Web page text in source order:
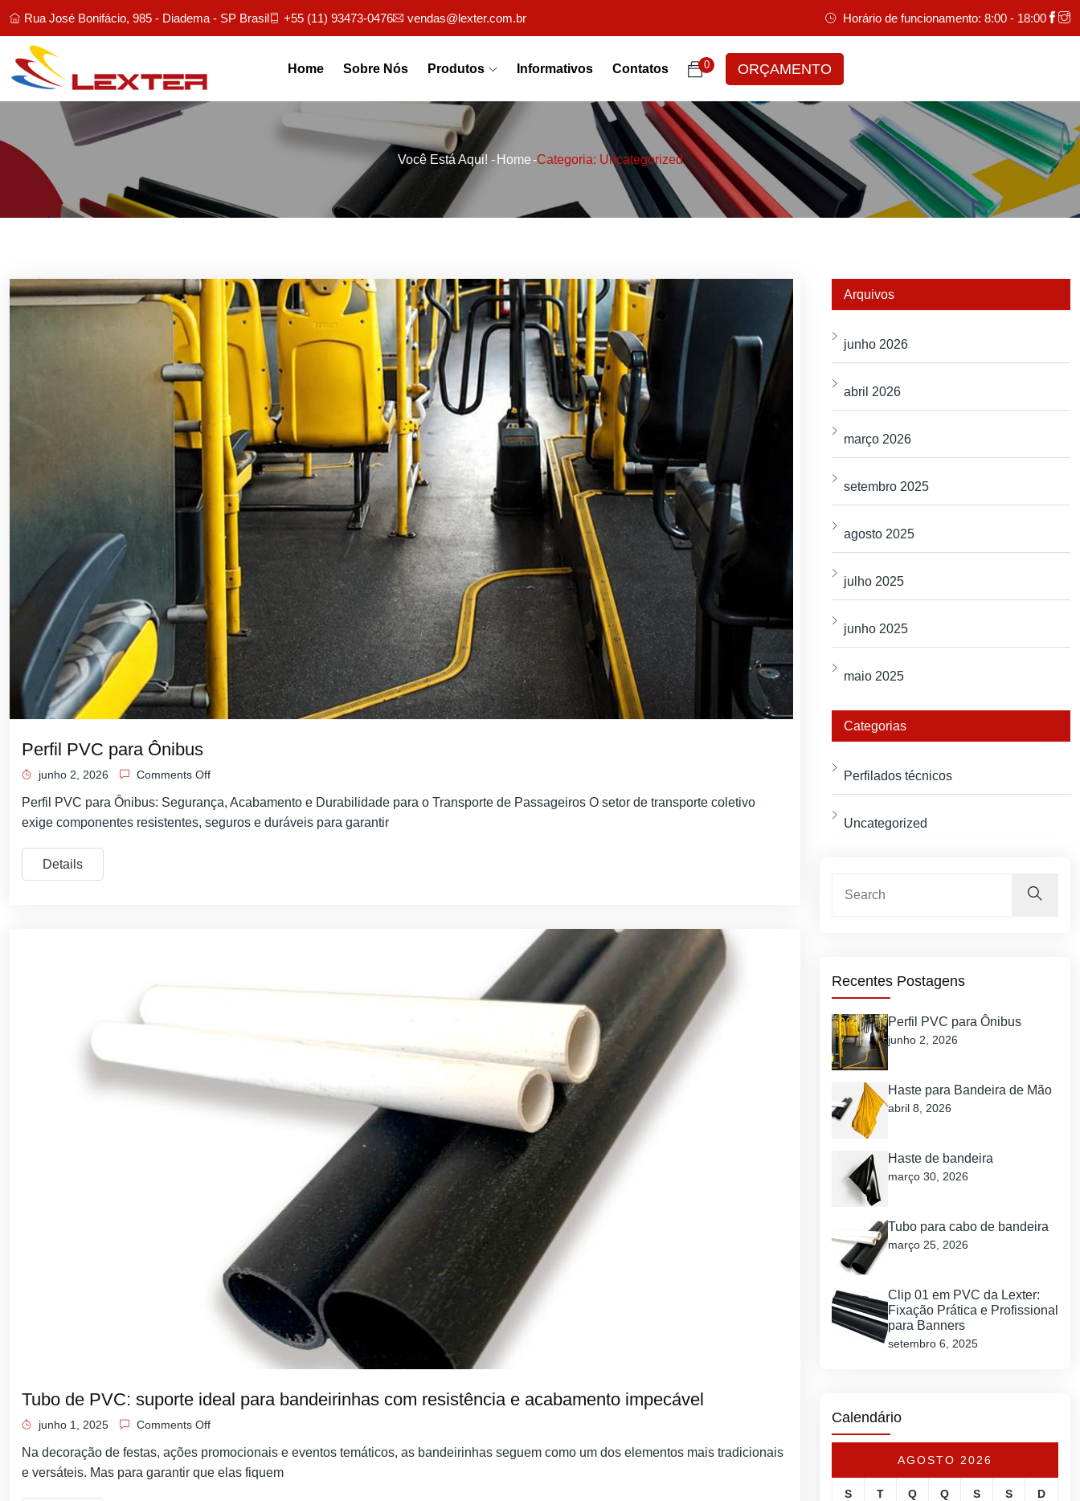
Rua José Bonifácio, 985 - Diadema - SP Brasil +55 (11) 93473-0476 vendas@lexter.com.br Horário de funcionamento: 8:00 - 18:00
Home Sobre Nós Produtos Informativos Contatos 0 ORÇAMENTO
Você Está Aqui! - Home-Categoria: Uncategorized
Perfil PVC para Ônibus
junho 2, 2026 Comments Off
Perfil PVC para Ônibus: Segurança, Acabamento e Durabilidade para o Transporte de Passageiros O setor de transporte coletivo
exige componentes resistentes, seguros e duráveis para garantir
Details
Tubo de PVC: suporte ideal para bandeirinhas com resistência e acabamento impecável
junho 1, 2025 Comments Off
Na decoração de festas, ações promocionais e eventos temáticos, as bandeirinhas seguem como um dos elementos mais tradicionais
e versáteis. Mas para garantir que elas fiquem
Arquivos
junho 2026
abril 2026
março 2026
setembro 2025
agosto 2025
julho 2025
junho 2025
maio 2025
Categorias
Perfilados técnicos
Uncategorized
Recentes Postagens
Perfil PVC para Ônibus
junho 2, 2026
Haste para Bandeira de Mão
abril 8, 2026
Haste de bandeira
março 30, 2026
Tubo para cabo de bandeira
março 25, 2026
Clip 01 em PVC da Lexter:
Fixação Prática e Profissional
para Banners
setembro 6, 2025
Calendário
AGOSTO 2026
S T Q Q S S D